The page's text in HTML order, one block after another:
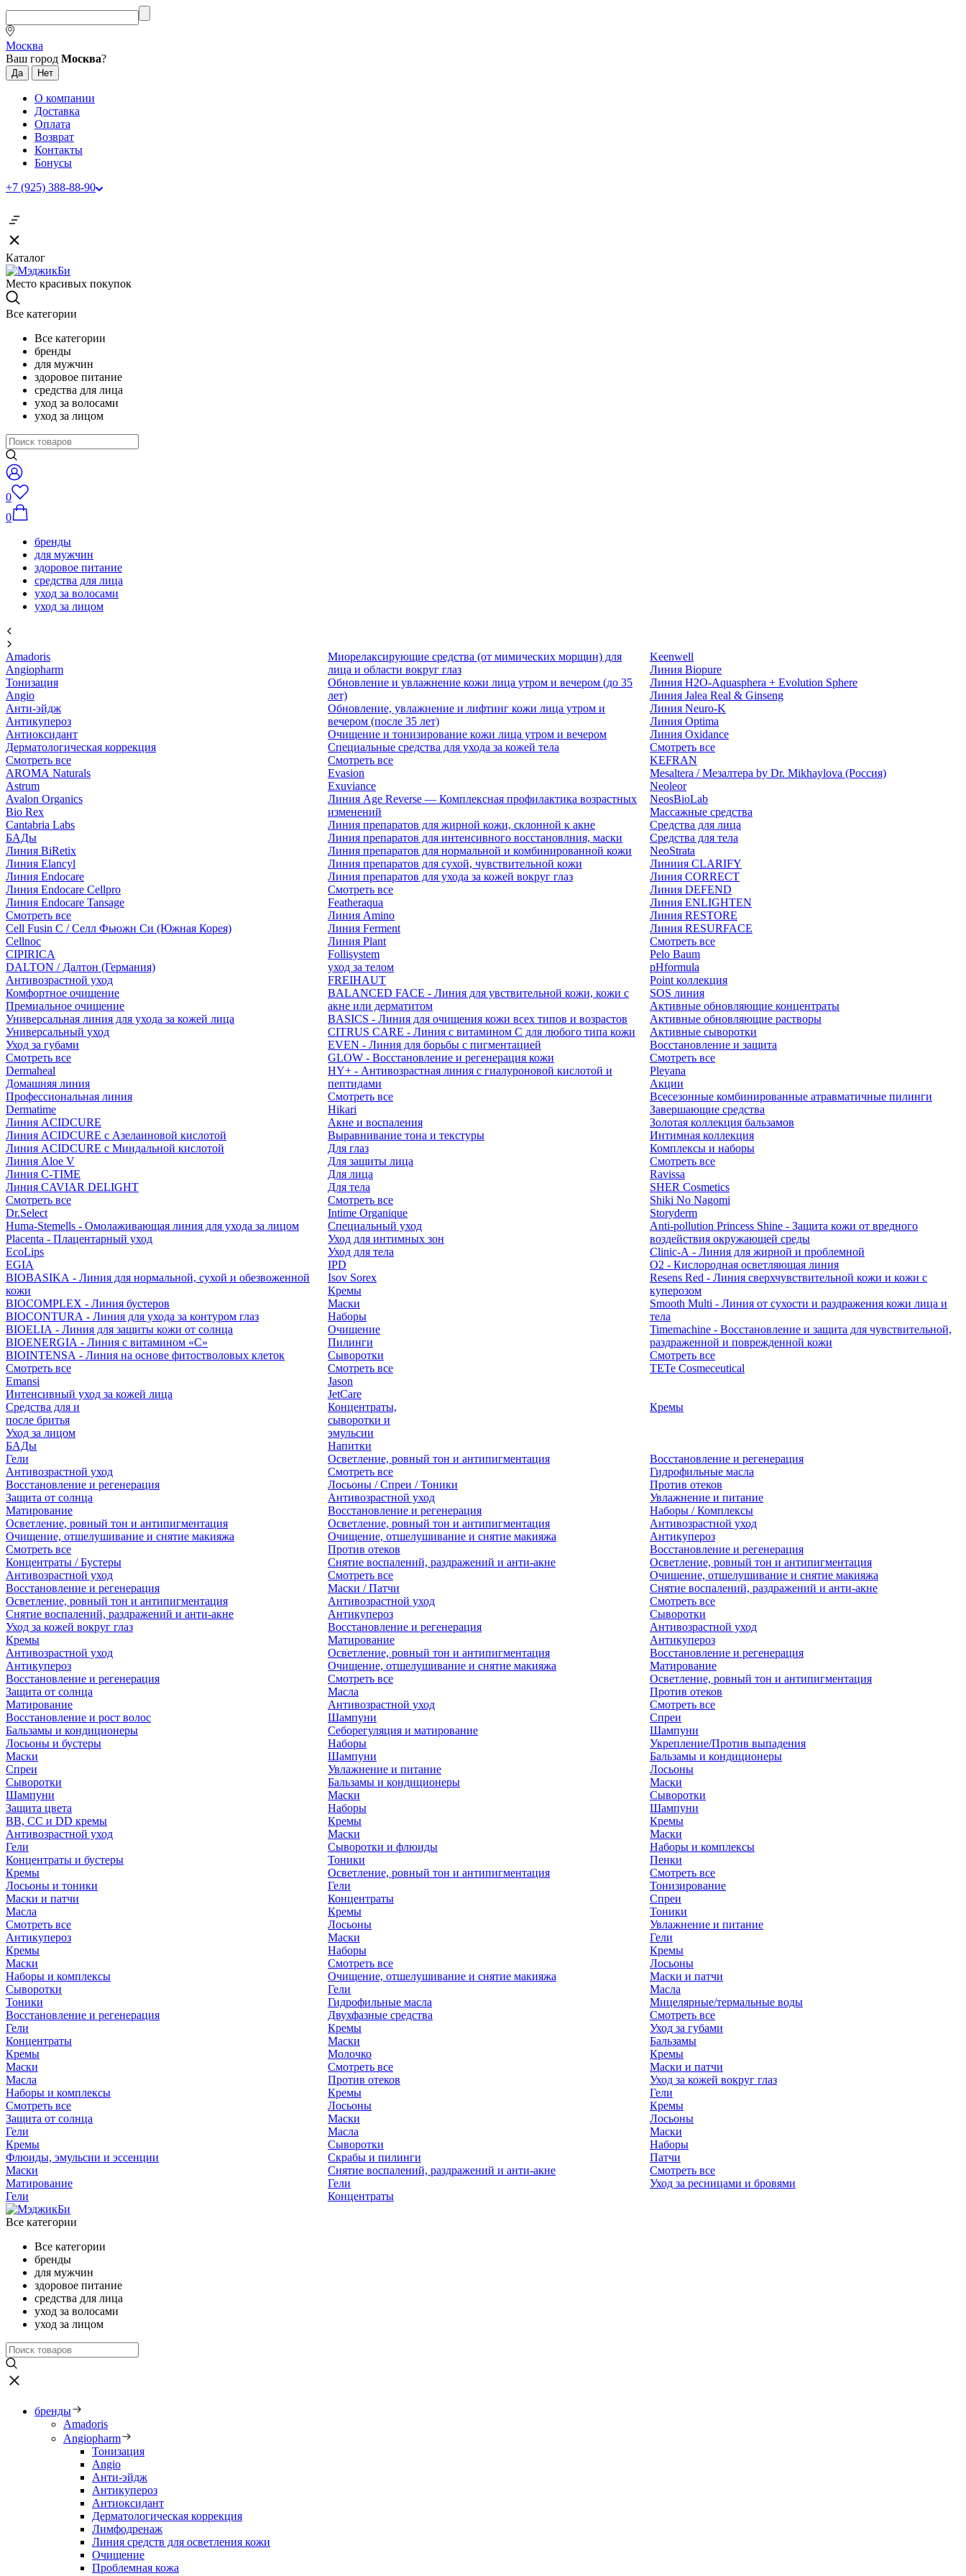
Москва
Ваш город Москва?
О компании
Доставка
Оплата
Возврат
Контакты
Бонусы
+7 (925) 388-88-90
Каталог
Место красивых покупок
Все категории
Все категории
бренды
для мужчин
здоровое питание
средства для лица
уход за волосами
уход за лицом
0
0
бренды
для мужчин
здоровое питание
средства для лица
уход за волосами
уход за лицом
Amadoris
Angiopharm
Тонизация
Angio
Анти-эйдж
Антикупероз
Антиоксидант
Дерматологическая коррекция
Смотреть все
AROMA Naturals
Astrum
Avalon Organics
Bio Rex
Cantabria Labs
БАДы
Линия BiRetix
Линия Elancyl
Линия Endocare
Линия Endocare Cellpro
Линия Endocare Tansage
Смотреть все
Cell Fusin C / Селл Фьюжн Си (Южная Корея)
Cellnoc
CIPIRICA
DALTON / Далтон (Германия)
Антивозрастной уход
Комфортное очищение
Премиальное очищение
Универсальная линия для ухода за кожей лица
Универсальный уход
Уход за губами
Смотреть все
Dermaheal
Домашняя линия
Профессиональная линия
Dermatime
Линия ACIDCURE
Линия ACIDCURE с Азелаиновой кислотой
Линия ACIDCURE с Миндальной кислотой
Линия Aloe V
Линия C-TIME
Линия CAVIAR DELIGHT
Смотреть все
Dr.Select
Huma-Stemells - Омолаживающая линия для ухода за лицом
Placenta - Плацентарный уход
EcoLips
EGIA
BIOBASIKA - Линия для нормальной, сухой и обезвоженной
кожи
BIOCOMPLEX - Линия бустеров
BIOCONTURA - Линия для ухода за контуром глаз
BIOELIA - Линия для защиты кожи от солнца
BIOENERGIA - Линия с витамином «С»
BIOINTENSA - Линия на основе фитостволовых клеток
Смотреть все
Emansi
Интенсивный уход за кожей лица
Миорелаксирующие средства (от мимических морщин) для
лица и области вокруг глаз
Обновление и увлажнение кожи лица утром и вечером (до 35
лет)
Обновление, увлажнение и лифтинг кожи лица утром и
вечером (после 35 лет)
Очищение и тонизирование кожи лица утром и вечером
Специальные средства для ухода за кожей тела
Смотреть все
Evasion
Exuviance
Линия Age Reverse — Комплексная профилактика возрастных
изменений
Линия препаратов для жирной кожи, склонной к акне
Линия препаратов для интенсивного восстановлния, маски
Линия препаратов для нормальной и комбинированной кожи
Линия препаратов для сухой, чувствительной кожи
Линия препаратов для ухода за кожей вокруг глаз
Смотреть все
Featheraqua
Линия Amino
Линия Ferment
Линия Plant
Follisystem
уход за телом
FREIHAUT
BALANCED FACE - Линия для увствительной кожи, кожи с
акне или дерматитом
BASICS - Линия для очищения кожи всех типов и возрастов
CITRUS CARE - Линия с витамином С для любого типа кожи
EVEN - Линия для борьбы с пигментацией
GLOW - Восстановление и регенерация кожи
HY+ - Антивозрастная линия с гиалуроновой кислотой и
пептидами
Смотреть все
Hikari
Акне и воспаления
Выравнивание тона и текстуры
Для глаз
Для защиты лица
Для лица
Для тела
Смотреть все
Intime Organique
Специальный уход
Уход для интимных зон
Уход для тела
IPD
Isov Sorex
Кремы
Маски
Наборы
Очищение
Пилинги
Сыворотки
Смотреть все
Jason
JetCare
Keenwell
Линия Biopure
Линия H2O-Aquasphera + Evolution Sphere
Линия Jalea Real & Ginseng
Линия Neuro-K
Линия Optima
Линия Oxidance
Смотреть все
KEFRAN
Mesaltera / Мезалтера by Dr. Mikhaylova (Россия)
Neoleor
NeosBioLab
Массажные средства
Средства для лица
Средства для тела
NeoStrata
Линиия CLARIFY
Линия CORRECT
Линия DEFEND
Линия ENLIGHTEN
Линия RESTORE
Линия RESURFACE
Смотреть все
Pelo Baum
pHformula
Point коллекция
SOS линия
Активные обновляющие концентраты
Активные обновляющие растворы
Активные сыворотки
Восстановление и защита
Смотреть все
Pleyana
Акции
Всесезонные комбинированные атравматичные пилинги
Завершающие средства
Золотая коллекция бальзамов
Интимная коллекция
Комплексы и наборы
Смотреть все
Ravissa
SHER Cosmetics
Shiki No Nagomi
Storyderm
Anti-pollution Princess Shine - Защита кожи от вредного
воздействия окружающей среды
Clinic-A - Линия для жирной и проблемной
O2 - Кислородная осветляющая линия
Resens Red - Линия сверхчувствительной кожи и кожи с
куперозом
Smooth Multi - Линия от сухости и раздражения кожи лица и
тела
Timemachine - Восстановление и защита для чувствительной,
раздраженной и поврежденной кожи
Смотреть все
TETe Cosmeceutical
Средства для и
после бритья
Уход за лицом
Концентраты,
сыворотки и
эмульсии
Кремы
БАДы
Напитки
Гели
Антивозрастной уход
Восстановление и регенерация
Защита от солнца
Матирование
Осветление, ровный тон и антипигментация
Очищение, отшелушивание и снятие макияжа
Смотреть все
Концентраты / Бустеры
Антивозрастной уход
Восстановление и регенерация
Осветление, ровный тон и антипигментация
Снятие воспалений, раздражений и анти-акне
Уход за кожей вокруг глаз
Кремы
Антивозрастной уход
Антикупероз
Восстановление и регенерация
Защита от солнца
Матирование
Осветление, ровный тон и антипигментация
Смотреть все
Лосьоны / Спреи / Тоники
Антивозрастной уход
Восстановление и регенерация
Осветление, ровный тон и антипигментация
Очищение, отшелушивание и снятие макияжа
Против отеков
Снятие воспалений, раздражений и анти-акне
Смотреть все
Маски / Патчи
Антивозрастной уход
Антикупероз
Восстановление и регенерация
Матирование
Осветление, ровный тон и антипигментация
Очищение, отшелушивание и снятие макияжа
Смотреть все
Масла
Антивозрастной уход
Восстановление и регенерация
Гидрофильные масла
Против отеков
Увлажнение и питание
Наборы / Комплексы
Антивозрастной уход
Антикупероз
Восстановление и регенерация
Осветление, ровный тон и антипигментация
Очищение, отшелушивание и снятие макияжа
Снятие воспалений, раздражений и анти-акне
Смотреть все
Сыворотки
Антивозрастной уход
Антикупероз
Восстановление и регенерация
Матирование
Осветление, ровный тон и антипигментация
Против отеков
Смотреть все
Восстановление и рост волос
Бальзамы и кондиционеры
Лосьоны и бустеры
Маски
Спреи
Сыворотки
Шампуни
Защита цвета
Шампуни
Себорегуляция и матирование
Наборы
Шампуни
Увлажнение и питание
Бальзамы и кондиционеры
Маски
Наборы
Спреи
Шампуни
Укрепление/Против выпадения
Бальзамы и кондиционеры
Лосьоны
Маски
Сыворотки
Шампуни
BB, CC и DD кремы
Антивозрастной уход
Гели
Концентраты и бустеры
Кремы
Лосьоны и тоники
Маски и патчи
Масла
Смотреть все
Антикупероз
Кремы
Маски
Наборы и комплексы
Сыворотки
Тоники
Восстановление и регенерация
Гели
Концентраты
Кремы
Маски
Масла
Наборы и комплексы
Смотреть все
Защита от солнца
Гели
Кремы
Флюиды, эмульсии и эссенции
Маски
Матирование
Гели
Кремы
Маски
Сыворотки и флюиды
Тоники
Осветление, ровный тон и антипигментация
Гели
Концентраты
Кремы
Лосьоны
Маски
Наборы
Смотреть все
Очищение, отшелушивание и снятие макияжа
Гели
Гидрофильные масла
Двухфазные средства
Кремы
Маски
Молочко
Смотреть все
Против отеков
Кремы
Лосьоны
Маски
Масла
Сыворотки
Скрабы и пилинги
Снятие воспалений, раздражений и анти-акне
Гели
Концентраты
Кремы
Маски
Наборы и комплексы
Пенки
Смотреть все
Тонизирование
Спреи
Тоники
Увлажнение и питание
Гели
Кремы
Лосьоны
Маски и патчи
Масла
Мицелярные/термальные воды
Смотреть все
Уход за губами
Бальзамы
Кремы
Маски и патчи
Уход за кожей вокруг глаз
Гели
Кремы
Лосьоны
Маски
Наборы
Патчи
Смотреть все
Уход за ресницами и бровями
Все категории
Все категории
бренды
для мужчин
здоровое питание
средства для лица
уход за волосами
уход за лицом
бренды
Amadoris
Angiopharm
Тонизация
Angio
Анти-эйдж
Антикупероз
Антиоксидант
Дерматологическая коррекция
Лимфодренаж
Линия средств для осветления кожи
Очищение
Проблемная кожа